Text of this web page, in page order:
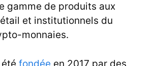
gamme de produits aux
et institutionnels du
monnaies.
été fondée en 2017 par des